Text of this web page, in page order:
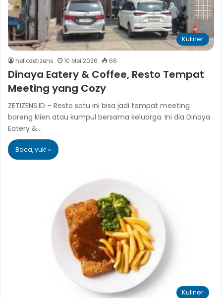
Kuliner
hellozetizens 10 Mei 2026 66
Dinaya Eatery & Coffee, Resto Tempat
Meeting yang Cozy
ZETIZENS.ID – Resto satu ini bisa jadi tempat meeting
bareng klien atau kumpul bersama keluarga. Ini dia Dinaya
Eatery &…
Baca, yuk! »
Kuliner